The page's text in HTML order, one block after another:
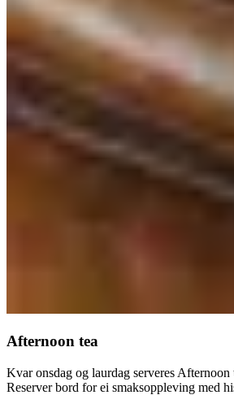
Afternoon tea
Kvar onsdag og laurdag serveres Afternoon
Reserver bord for ei smaksoppleving med